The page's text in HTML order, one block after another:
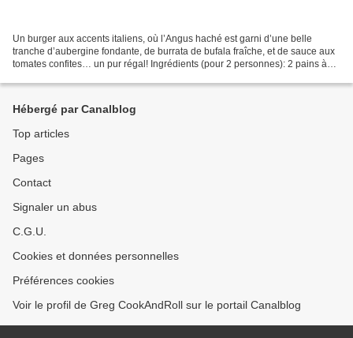
Un burger aux accents italiens, où l’Angus haché est garni d’une belle
tranche d’aubergine fondante, de burrata de bufala fraîche, et de sauce aux
tomates confites… un pur régal! Ingrédients (pour 2 personnes): 2 pains à
Hébergé par Canalblog
Top articles
Pages
Contact
Signaler un abus
C.G.U.
Cookies et données personnelles
Préférences cookies
Voir le profil de Greg CookAndRoll sur le portail Canalblog